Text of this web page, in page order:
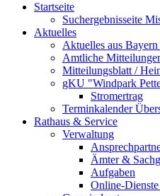
Startseite
Suchergebnisseite
Aktuelles
Aktuelles aus
Amtliche
Mitteilungsblatt /
gKU "Windpark
Stromertrag
Terminkalender
Rathaus & Service
Verwaltung
Ämter &
Aufgaben
Online-